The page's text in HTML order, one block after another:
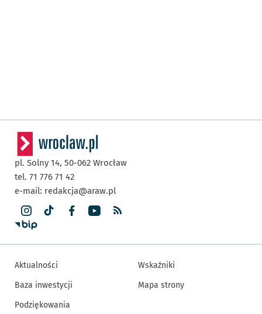
pl. Solny 14, 50-062 Wrocław
tel. 71 776 71 42
e-mail: redakcja@araw.pl
Aktualności
Baza inwestycji
Podziękowania
Wskaźniki
Mapa strony